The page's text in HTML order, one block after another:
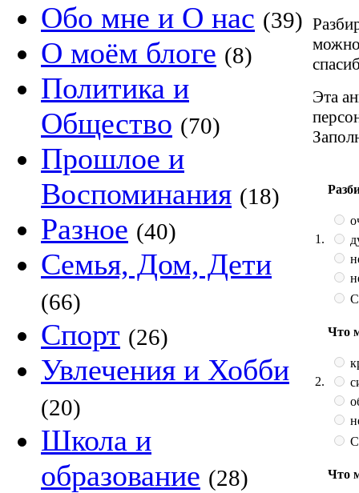
Обо мне и О нас (39)
О моём блоге (8)
Политика и
Общество (70)
Прошлое и
Воспоминания (18)
Разное (40)
Семья, Дом, Дети
(66)
Спорт (26)
Увлечения и Хобби
(20)
Школа и
образование (28)
можно
Эта
1.
2.
Что
Что